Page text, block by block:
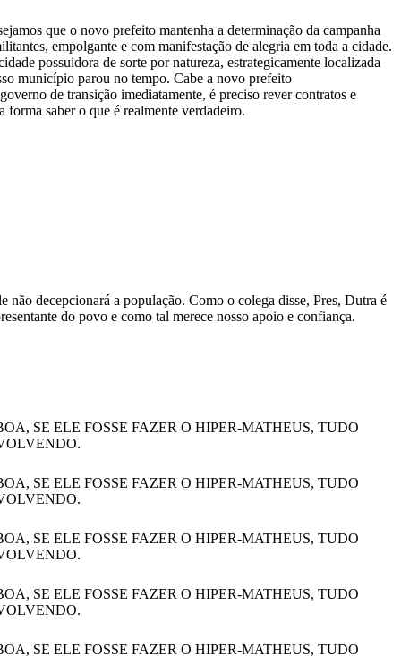
que o novo prefeito mantenha a determinação da campanha
empolgante e com manifestação de alegria em toda a cidade.
possuidora de sorte por natureza, estrategicamente localizada
município parou no tempo. Cabe a novo prefeito
de transição imediatamente, é preciso rever contratos e
forma saber o que é realmente verdadeiro.
decepcionará a população. Como o colega disse, Pres, Dutra é
do povo e como tal merece nosso apoio e confiança.
SE ELE FOSSE FAZER O HIPER-MATHEUS, TUDO
SE ELE FOSSE FAZER O HIPER-MATHEUS, TUDO
SE ELE FOSSE FAZER O HIPER-MATHEUS, TUDO
SE ELE FOSSE FAZER O HIPER-MATHEUS, TUDO
SE ELE FOSSE FAZER O HIPER-MATHEUS, TUDO